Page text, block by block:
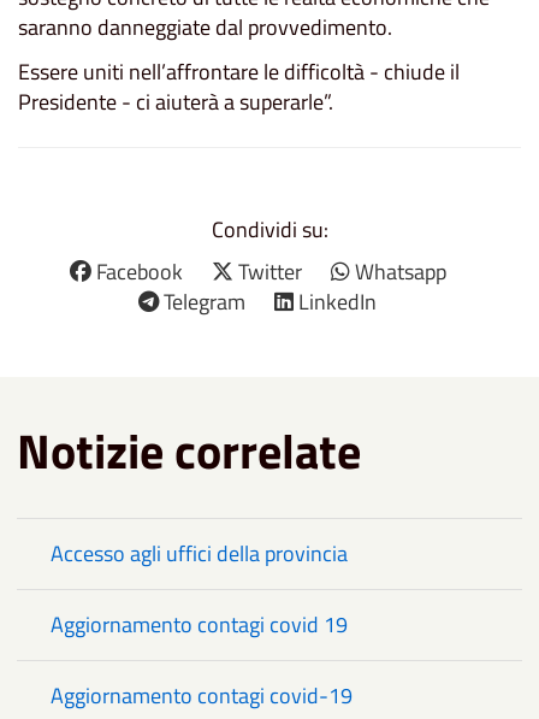
saranno danneggiate dal provvedimento.
Essere uniti nell’affrontare le difficoltà - chiude il
Presidente - ci aiuterà a superarle”.
Condividi su:
Facebook
Twitter
Whatsapp
Telegram
LinkedIn
Notizie correlate
Accesso agli uffici della provincia
Aggiornamento contagi covid 19
Aggiornamento contagi covid-19